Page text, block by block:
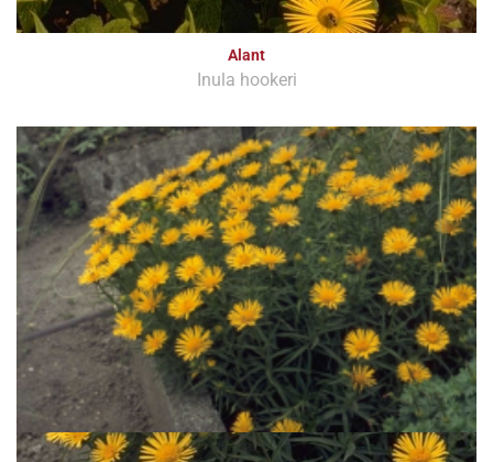
Alant
Inula hookeri